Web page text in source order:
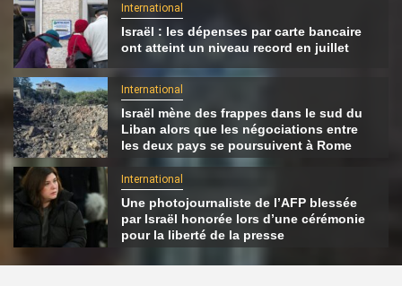
International
Israël : les dépenses par carte bancaire
ont atteint un niveau record en juillet
International
Israël mène des frappes dans le sud du
Liban alors que les négociations entre
les deux pays se poursuivent à Rome
International
Une photojournaliste de l’AFP blessée
par Israël honorée lors d’une cérémonie
pour la liberté de la presse